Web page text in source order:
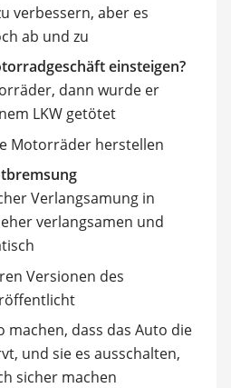
verbessern, aber es
ab und zu
einsteigen?
dann wurde er
LKW getötet
Motorräder herstellen
Verlangsamung in
verlangsamen und
Versionen des
machen, dass das Auto die
und sie es ausschalten,
sicher machen